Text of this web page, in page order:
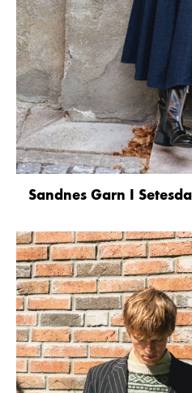
Sandnes Garn I